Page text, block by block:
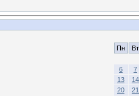
Пн Вт
6
7
13
14
20
21